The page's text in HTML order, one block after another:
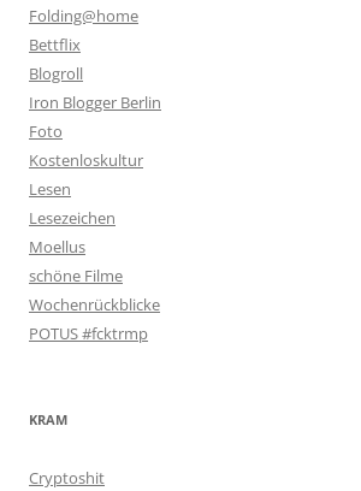
Folding@home
Bettflix
Blogroll
Iron Blogger Berlin
Foto
Kostenloskultur
Lesen
Lesezeichen
Moellus
schöne Filme
Wochenrückblicke
POTUS #fcktrmp
KRAM
Cryptoshit